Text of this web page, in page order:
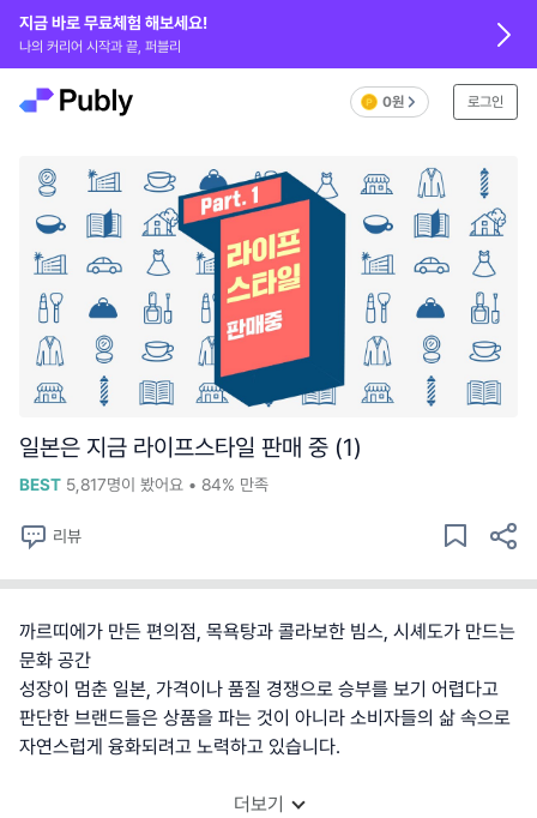
0원 로그인
지금 바로 무료체험 해보세요!
나의 커리어 시작과 끝, 퍼블리
일본은 지금 라이프스타일 판매 중 (1)
BEST 5,817명이 봤어요 • 84% 만족
리뷰
까르띠에가 만든 편의점, 목욕탕과 콜라보한 빔스, 시셰도가 만드는
문화 공간
성장이 멈춘 일본, 가격이나 품질 경쟁으로 승부를 보기 어렵다고
판단한 브랜드들은 상품을 파는 것이 아니라 소비자들의 삶 속으로
자연스럽게 융화되려고 노력하고 있습니다.
더보기